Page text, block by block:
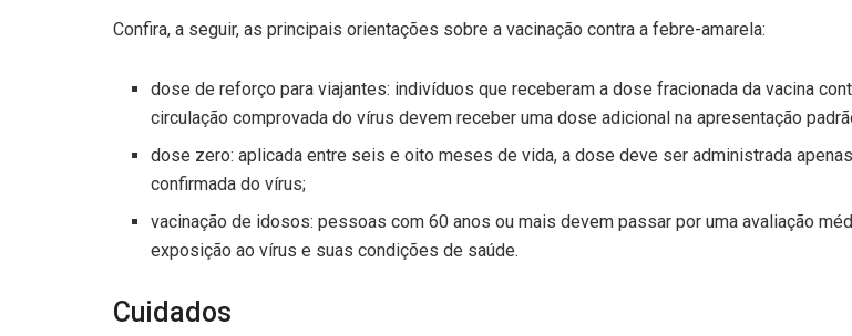
Confira, a seguir, as principais orientações sobre a vacinação contra a febre-amarela:
dose de reforço para viajantes: indivíduos que receberam a dose fracionada da vacina
circulação comprovada do vírus devem receber uma dose adicional na apresentação
dose zero: aplicada entre seis e oito meses de vida, a dose deve ser administrada
confirmada do vírus;
vacinação de idosos: pessoas com 60 anos ou mais devem passar por uma avaliação
exposição ao vírus e suas condições de saúde.
Cuidados